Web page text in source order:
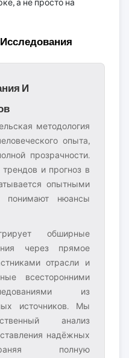
а не просто на
И
методология
опыта,
прозрачности.
и прогноз в
опытными
понимают нюансы
обширные
через прямое
отрасли и
всесторонними
из
источников. Мы
анализ
надёжных
полную